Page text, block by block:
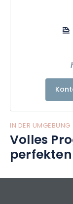
Wir bieten
schönsten
Gehen Sie mit
IN DER UMGEBUNG
Volles